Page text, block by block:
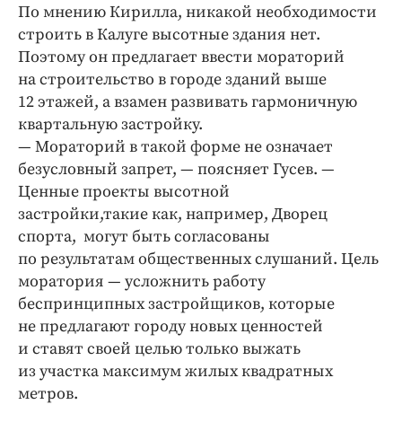
По мнению Кирилла, никакой необходимости
строить в Калуге высотные здания нет.
Поэтому он предлагает ввести мораторий
на строительство в городе зданий выше
12 этажей, а взамен развивать гармоничную
квартальную застройку.
— Мораторий в такой форме не означает
безусловный запрет, — ​поясняет Гусев. — ​
Ценные проекты высотной
застройки,такие как, например, Дворец
спорта, ​могут быть согласованы
по результатам общественных слушаний. Цель
моратория — ​усложнить работу
беспринципных застройщиков, которые
не предлагают городу новых ценностей
и ставят своей целью только выжать
из участка максимум жилых квадратных
метров.